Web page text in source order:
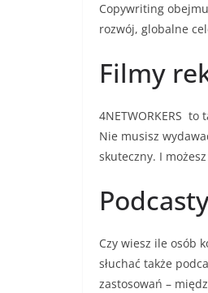
Copywriting
rozwój, globalne
Filmy
4NETWORKERS
Nie musisz
skuteczny. I
Czy wiesz ile osób
słuchać także
zastosowań –